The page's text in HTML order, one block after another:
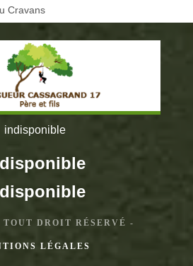
Cravans
indisponible
TOUT DROIT RÉSERVÉ -
LÉGALES